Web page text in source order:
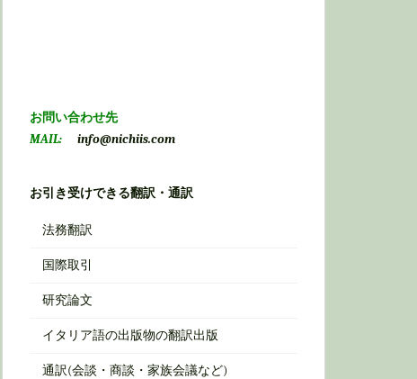
お問い合わせ先
MAIL:
info@nichiis.com
お引き受けできる翻訳・通訳
法務翻訳
国際取引
研究論文
イタリア語の出版物の翻訳出版
通訳(会談・商談・家族会議など)